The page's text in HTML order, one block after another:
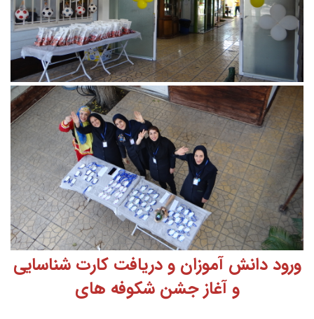
ورود دانش آموزان و دریافت کارت شناسایی
و آغاز جشن شکوفه های